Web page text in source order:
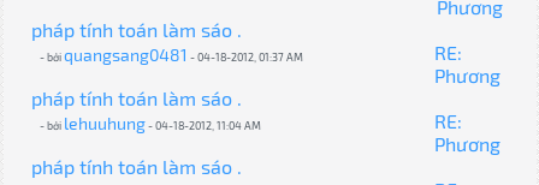
Phương
pháp tính toán làm sáo .
- bởiquangsang0481 - 04-18-2012, 01:37 AM
RE:
Phương
pháp tính toán làm sáo .
- bởi lehuuhung- 04-18-2012, 11:04 AM
RE:
Phương
pháp tính toán làm sáo .